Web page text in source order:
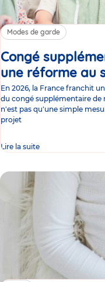
Modes de garde
Congé
une réforme au
En 2026, la France franchit
du congé supplémentaire de
n'est pas qu'une simple
projet
Lire la suite